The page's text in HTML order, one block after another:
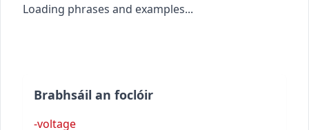
Loading phrases and examples...
Brabhsáil an foclóir
-voltage